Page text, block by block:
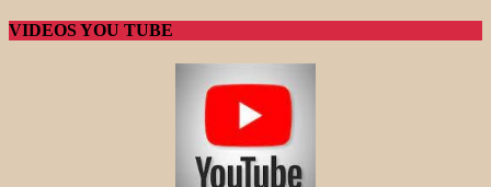
VIDEOS YOU TUBE